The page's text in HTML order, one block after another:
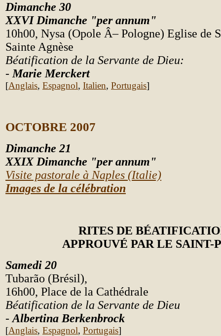
Dimanche 30
XXVI Dimanche "per annum"
10h00, Nysa (Opole Â– Pologne) Eglise de
Sainte Agnèse
Béatification de la Servante de Dieu:
- Marie Merckert
[Anglais, Espagnol, Italien, Portugais]
OCTOBRE 2007
Dimanche 21
XXIX Dimanche "per annum"
Visite pastorale à Naples (Italie)
Images de la célébration
RITES DE
APPROUVÉ PAR LE SAINT-
Samedi 20
Tubarão (Brésil),
16h00, Place de la Cathédrale
Béatification de la Servante de Dieu
- Albertina Berkenbrock
[Anglais, Espagnol, Portugais]